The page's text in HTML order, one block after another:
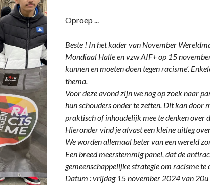
Oproep ...
Beste ! In het kader van November
Mondiaal Halle en vzw AIF+ op 15
kunnen en moeten doen tegen racisme’.
thema.
Voor deze avond zijn we nog op zoek naar
hun schouders onder te zetten. Dit kan door
praktisch of inhoudelijk mee te denken over
Hieronder vind je alvast een kleine uitleg
We worden allemaal beter van een wereld
Een breed meerstemmig panel, dat de
gemeenschappelijke strategie om racisme te
Datum : vrijdag 15 november 2024 van